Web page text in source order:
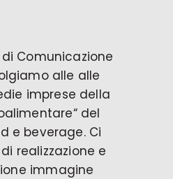
di Comunicazione
alle alle
imprese della
del
e beverage. Ci
realizzazione e
immagine